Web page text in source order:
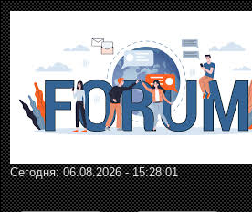
Сегодня: 06.08.2026 - 15:28:01